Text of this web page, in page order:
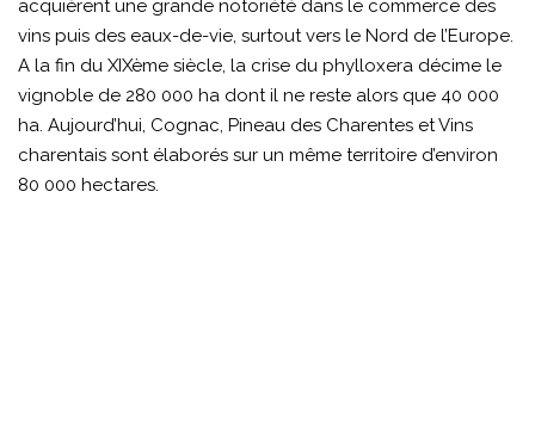
acquièrent une grande notoriété dans le commerce des
vins puis des eaux-de-vie, surtout vers le Nord de l’Europe.
A la fin du XIXème siècle, la crise du phylloxera décime le
vignoble de 280 000 ha dont il ne reste alors que 40 000
ha. Aujourd’hui, Cognac, Pineau des Charentes et Vins
charentais sont élaborés sur un même territoire d’environ
80 000 hectares.